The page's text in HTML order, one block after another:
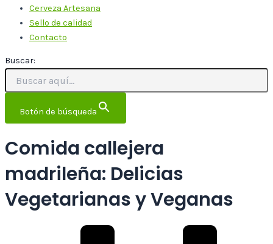
Cerveza Artesana
Sello de calidad
Contacto
Buscar:
Botón de búsqueda
Comida callejera
madrileña: Delicias
Vegetarianas y Veganas